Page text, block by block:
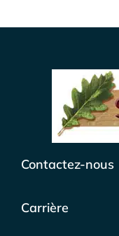
Contactez-nous
Carrière